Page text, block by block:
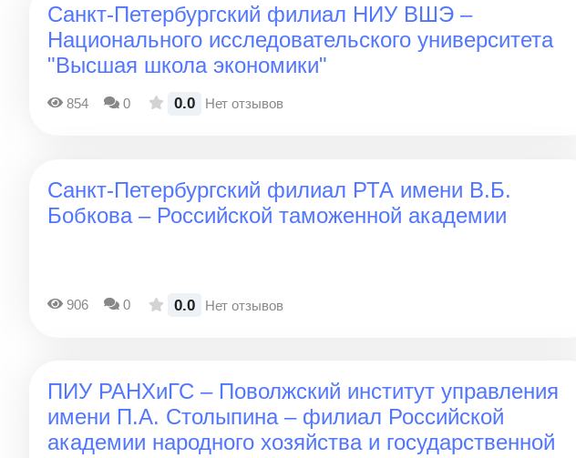
Санкт-Петербургский филиал НИУ ВШЭ –
Национального исследовательского университета
"Высшая школа экономики"
854 0 0.0 Нет отзывов
Санкт-Петербургский филиал РТА имени В.Б.
Бобкова – Российской таможенной академии
906 0 0.0 Нет отзывов
ПИУ РАНХиГС – Поволжский институт управления
имени П.А. Столыпина – филиал Российской
академии народного хозяйства и государственной